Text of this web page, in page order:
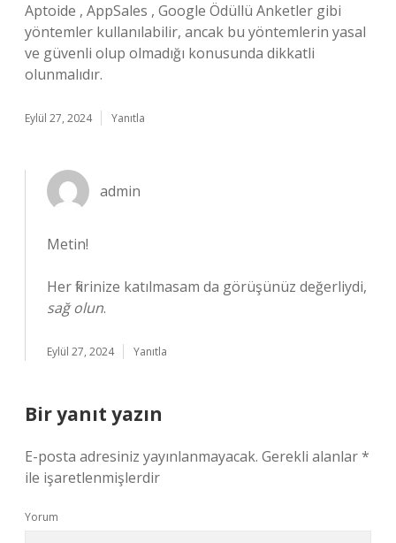
Aptoide , AppSales , Google Ödüllü Anketler gibi
yöntemler kullanılabilir, ancak bu yöntemlerin yasal
ve güvenli olup olmadığı konusunda dikkatli
olunmalıdır.
Eylül 27, 2024 Yanıtla
admin
Metin!
Her fikrinize katılmasam da görüşünüz değerliydi,
sağ olun.
Eylül 27, 2024 Yanıtla
Bir yanıt yazın
E-posta adresiniz yayınlanmayacak. Gerekli alanlar*
ile işaretlenmişlerdir
Yorum